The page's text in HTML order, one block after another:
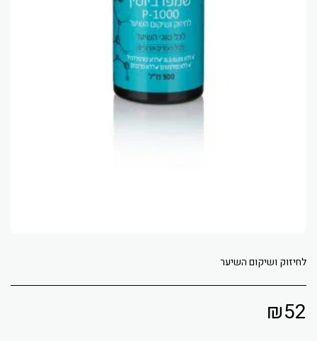
לחיזוק ושיקום השיער
₪52